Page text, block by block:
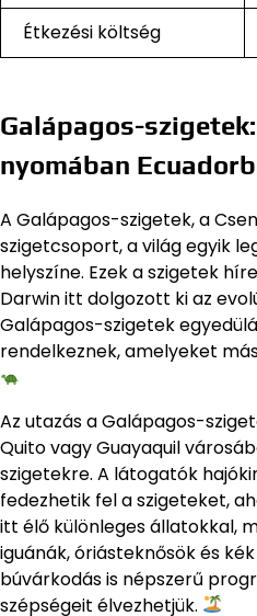
Étkezési költség
Galápagos-
nyomában
A Galápagos-szigetek, a
szigetcsoport, a világ egyik
helyszíne. Ezek a szigetek
Darwin itt dolgozott ki az
Galápagos-szigetek
rendelkeznek, amelyeket
Az utazás a Galápagos-
Quito vagy Guayaquil
szigetekre. A látogatók
fedezhetik fel a szigeteket,
itt élő különleges állatokkal,
iguánák, óriásteknősök és
búvárkodás is népszerű
szépségeit élvezhetjük.